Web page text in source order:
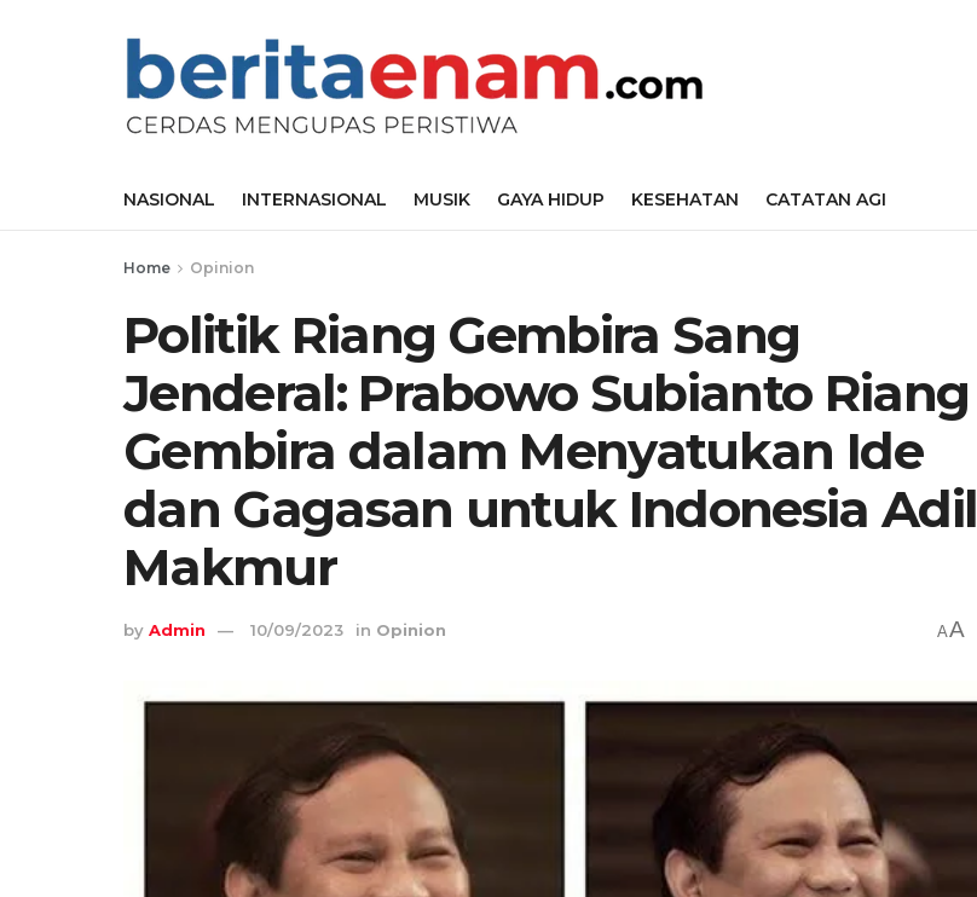
NASIONAL INTERNASIONAL MUSIK GAYA HIDUP KESEHATAN CATATAN AGI
Home Opinion
Politik Riang Gembira Sang
Jenderal: Prabowo Subianto Riang
Gembira dalam Menyatukan Ide
dan Gagasan untuk Indonesia Adil
Makmur
by Admin 10/09/2023 in Opinion AA